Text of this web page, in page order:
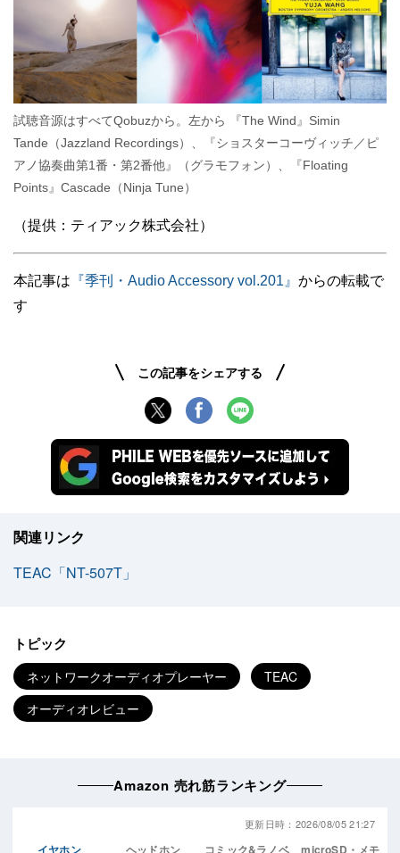
試聴音源はすべてQobuzから。左から 『The Wind 』 Simin
Tande （Jazzland Recordings）、『ショスターコーヴィッチ／ピ
アノ協奏曲第1番・第2番他』（グラモフォン）、『Floating
Points』 Cascade （Ninja Tune）
（提供：ティアック株式会社）
本記事は 『季刊・Audio Accessory vol.201』 からの転載で
す
この記事をシェアする
関連リンク
TEAC「NT-507T」
トピック
ネットワークオーディオプレーヤー
TEAC
オーディオレビュー